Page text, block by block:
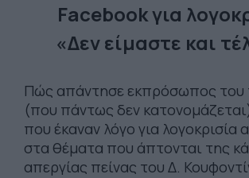
Facebook για
«Δεν είμαστε και
Πώς απάντησε εκπρόσωπος του
(που πάντως δεν
που έκαναν λόγο για λογοκρισία
στα θέματα που άπτονται της
απεργίας πείνας του Δ.